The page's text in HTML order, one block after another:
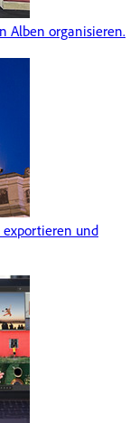
Alben organisieren.
und